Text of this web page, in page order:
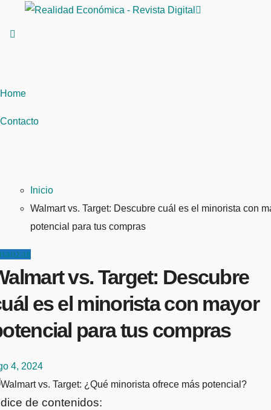
Home
Contacto
Inicio
Walmart vs. Target: Descubre cuál es el minorista con
potencial para tus compras
vs. Target: Descubre
es el minorista con mayor
para tus compras
4, 2024
de contenidos: